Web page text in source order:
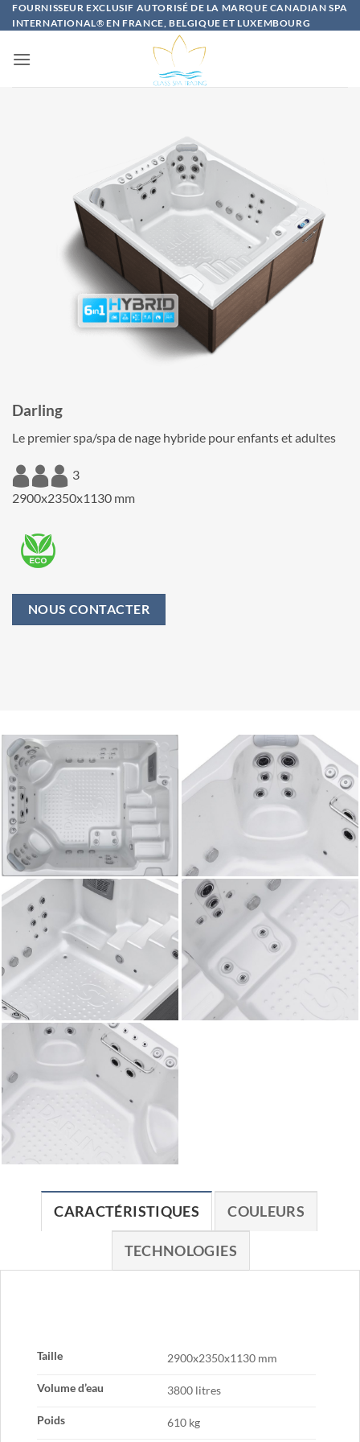
Passer
au
FOURNISSEUR EXCLUSIF AUTORISÉ DE LA MARQUE CANADIAN SPA
INTERNATIONAL® EN FRANCE, BELGIQUE ET LUXEMBOURG
Darling
Le premier spa/spa de nage hybride pour enfants et adultes
3
2900x2350x1130 mm
NOUS CONTACTER
CARACTÉRISTIQUES COULEURS
TECHNOLOGIES
Taille 2900x2350x1130 mm
Volume d’eau 3800 litres
Poids 610 kg